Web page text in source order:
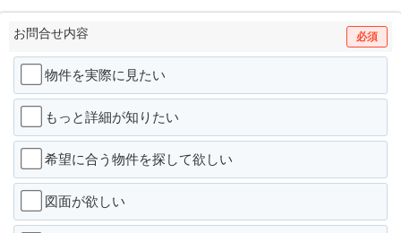
お問合せ内容 必須
物件を実際に見たい
もっと詳細が知りたい
希望に合う物件を探して欲しい
図面が欲しい